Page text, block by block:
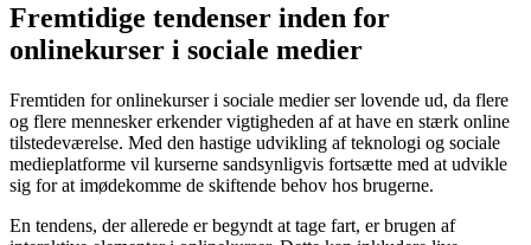
Fremtidige tendenser inden for
onlinekurser i sociale medier
Fremtiden for onlinekurser i sociale medier ser lovende ud, da flere
og flere mennesker erkender vigtigheden af at have en stærk online
tilstedeværelse. Med den hastige udvikling af teknologi og sociale
medieplatforme vil kurserne sandsynligvis fortsætte med at udvikle
sig for at imødekomme de skiftende behov hos brugerne.
En tendens, der allerede er begyndt at tage fart, er brugen af